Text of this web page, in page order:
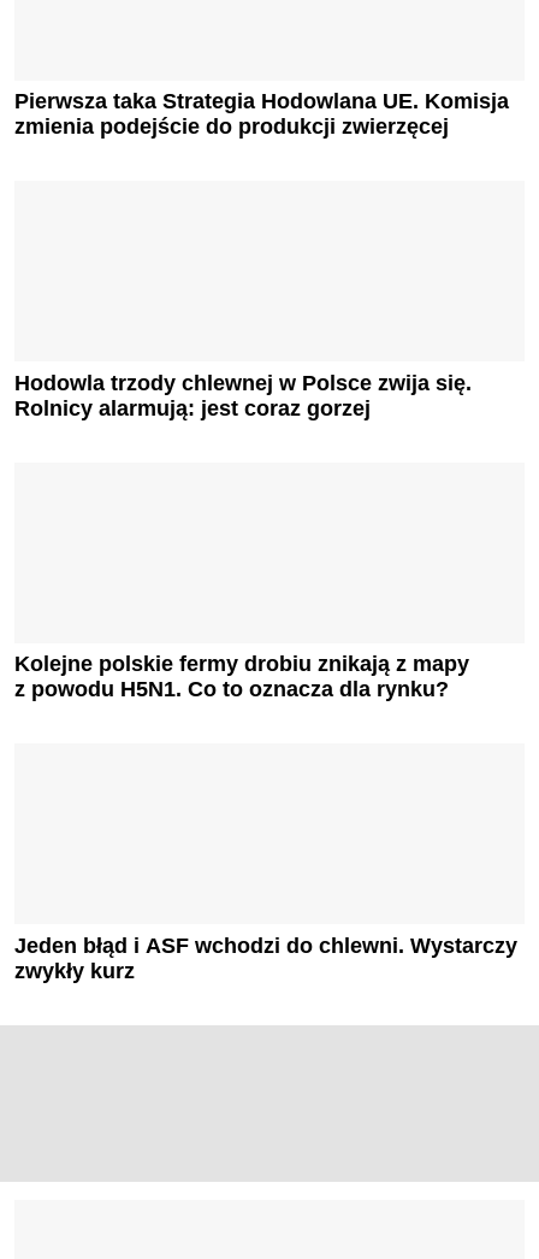
Pierwsza taka Strategia Hodowlana UE. Komisja
zmienia podejście do produkcji zwierzęcej
Hodowla trzody chlewnej w Polsce zwija się.
Rolnicy alarmują: jest coraz gorzej
Kolejne polskie fermy drobiu znikają z mapy
z powodu H5N1. Co to oznacza dla rynku?
Jeden błąd i ASF wchodzi do chlewni. Wystarczy
zwykły kurz